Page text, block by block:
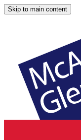
Skip to main content